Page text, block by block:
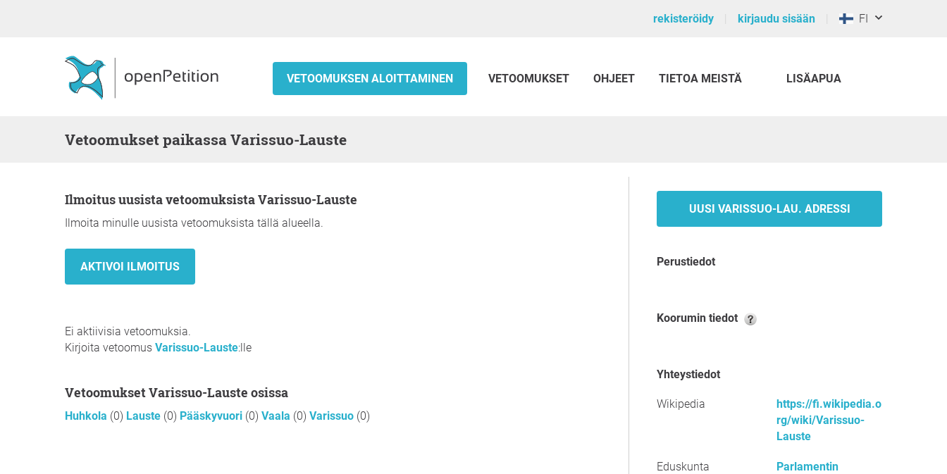
rekisteröidy kirjaudu sisään FI
VETOOMUKSEN ALOITTAMINEN VETOOMUKSET OHJEET TIETOA MEISTÄ LISÄAPUA
Vetoomukset paikassa Varissuo-Lauste
Ilmoitus uusista vetoomuksista Varissuo-Lauste
Ilmoita minulle uusista vetoomuksista tällä alueella.
Ei aktiivisia vetoomuksia.
Kirjoita vetoomus Varissuo-Lauste:lle
Vetoomukset Varissuo-Lauste osissa
Huhkola (0) Lauste (0) Pääskyvuori (0) Vaala (0) Varissuo (0)
UUSI VARISSUO-LAU. ADRESSI
Perustiedot
Koorumin tiedot
Yhteystiedot
Wikipedia
https://fi.wikipedia.o
rg/wiki/Varissuo-
Lauste
Eduskunta
Parlamentin